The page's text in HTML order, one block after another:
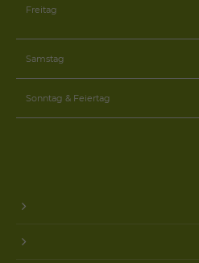
Freitag
Samstag
Sonntag & Feiertag